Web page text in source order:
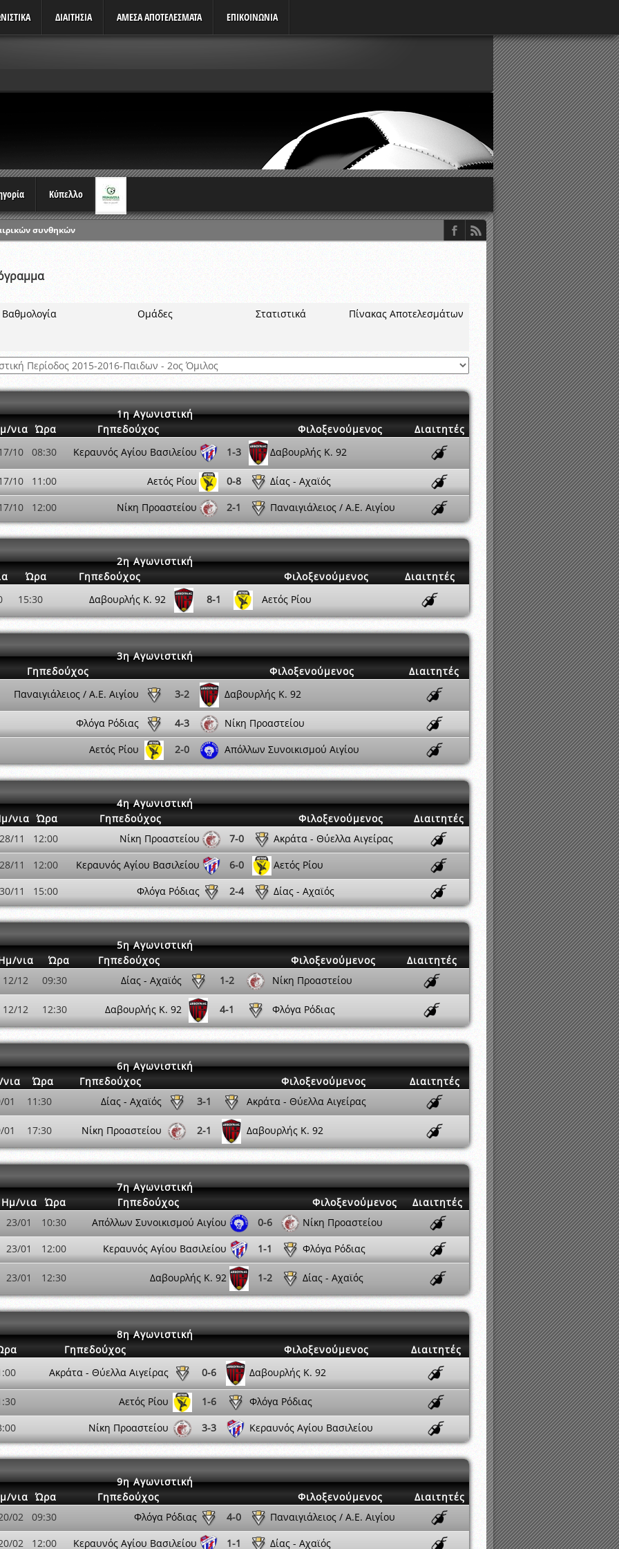
ΔΙΑΙΤΗΣΙΑ ΑΜΕΣΑ ΑΠΟΤΕΛΕΣΜΑΤΑ ΕΠΙΚΟΙΝΩΝΙΑ
Κύπελλο
συνθηκών
γραπτών εξετάσεων και αγωνιστικών δοκιμασιών διαιτητών και παρατηρητών ΕΠΣΑ
Σεμιναρίου προεπιλογής Διαιτητών και Παρατηρητών ΕΠΣΑ αγωνιστικής περιόδου 2015-2016
και Κυπέλλου 2015-2016
Βαθμολογία Ομάδες Στατιστικά Πίνακας Αποτελεσμάτων
1η Αγωνιστική
νια Ώρα Γηπεδούχος Φιλοξενούμενος
Διαιτητές
10 08:30 Κεραυνός Αγίου Βασιλείου 1-3 Δαβουρλής K. 92
10 11:00 Αετός Ρίου 0-8
Δίας - Αχαϊός
10 12:00 Νίκη Προαστείου 2-1 Παναιγιάλειος / Α.Ε. Αιγίου
2η Αγωνιστική
Ώρα Γηπεδούχος Φιλοξενούμενος
Διαιτητές
15:30 Δαβουρλής K. 92 8-1 Αετός Ρίου
3η Αγωνιστική
Γηπεδούχος Φιλοξενούμενος
Διαιτητές
Παναιγιάλειος / Α.Ε. Αιγίου 3-2 Δαβουρλής K. 92
Φλόγα Ρόδιας 4-3
Νίκη Προαστείου
Αετός Ρίου 2-0 Απόλλων Συνοικισμού Αιγίου
4η Αγωνιστική
νια Ώρα Γηπεδούχος Φιλοξενούμενος
Διαιτητές
28/11 12:00 Νίκη Προαστείου 7-0
Ακράτα - Θύελλα Αιγείρας
28/11 12:00 Κεραυνός Αγίου Βασιλείου 6-0
Αετός Ρίου
30/11 15:00 Φλόγα Ρόδιας 2-4 Δίας - Αχαϊός
5η Αγωνιστική
νια Ώρα Γηπεδούχος Φιλοξενούμενος
Διαιτητές
12/12 09:30 Δίας - Αχαϊός 1-2 Νίκη Προαστείου
12/12 12:30 Δαβουρλής K. 92 4-1 Φλόγα Ρόδιας
6η Αγωνιστική
Ώρα Γηπεδούχος Φιλοξενούμενος
Διαιτητές
01 11:30 Δίας - Αχαϊός 3-1 Ακράτα - Θύελλα Αιγείρας
01 17:30 Νίκη Προαστείου 2-1 Δαβουρλής K. 92
7η Αγωνιστική
Ημ/νια Ώρα Γηπεδούχος Φιλοξενούμενος
Διαιτητές
23/01 10:30 Απόλλων Συνοικισμού Αιγίου 0-6
Νίκη Προαστείου
23/01 12:00 Κεραυνός Αγίου Βασιλείου 1-1 Φλόγα Ρόδιας
23/01 12:30 Δαβουρλής K. 92 1-2 Δίας - Αχαϊός
8η Αγωνιστική
Γηπεδούχος Φιλοξενούμενος
Διαιτητές
Ακράτα - Θύελλα Αιγείρας 0-6 Δαβουρλής K. 92
Αετός Ρίου 1-6
Φλόγα Ρόδιας
Νίκη Προαστείου 3-3 Κεραυνός Αγίου Βασιλείου
9η Αγωνιστική
νια Ώρα Γηπεδούχος Φιλοξενούμενος
Διαιτητές
02 09:30 Φλόγα Ρόδιας 4-0
Παναιγιάλειος / Α.Ε. Αιγίου
02 12:00 Κεραυνός Αγίου Βασιλείου 1-1 Δίας - Αχαϊός